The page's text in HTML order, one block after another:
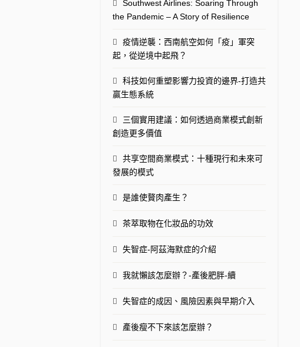
Southwest Airlines: Soaring Through
the Pandemic – A Story of Resilience
疫情逆襲：西南航空如何「疫」軍突
起，從逆境中起飛？
科技如何重塑影響力投資的邊界-打造共
贏生態系統
三個實用建議：如何透過商業模式創新
創造更多價值
共享空間商業模式：十種現行和未來可
發展的模式
是誰使贅肉產生？
茶萃取物在化妝品的功效
失智症-阿茲海默症的介紹
我就懶該怎麼辦？-產後肥胖-續
失智症的成因、風險因素與早期介入
產後瘦不下來該怎麼辦？